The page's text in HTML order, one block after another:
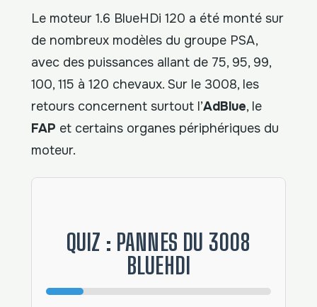
Le moteur 1.6 BlueHDi 120 a été monté sur
de nombreux modèles du groupe PSA,
avec des puissances allant de 75, 95, 99,
100, 115 à 120 chevaux. Sur le 3008, les
retours concernent surtout l’AdBlue, le
FAP et certains organes périphériques du
moteur.
QUIZ : PANNES DU 3008
BLUEHDI